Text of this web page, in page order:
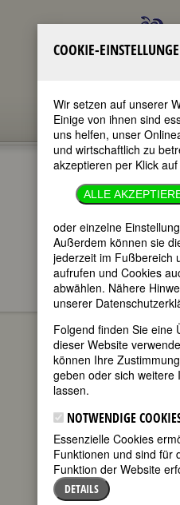
BIOGRAPHIEN
(Sophie Tieck
(gesch.
Bernhardi,
verh.
geboren am
28. Februar
1775 in Berlin
gestorben am
1. Oktober 1833 in
COOKIE-
Wir setzen auf unserer
Einige von ihnen sind
uns helfen, unser
und wirtschaftlich zu
akzeptieren per Klick
ALLE
oder einzelne
Außerdem können sie
jederzeit im Fußbereich
aufrufen und Cookies
abwählen. Nähere
unserer
Folgend finden Sie eine
dieser Website
können Ihre
geben oder sich weitere
lassen.
NOTWENDIGE
Essenzielle Cookies
Funktionen und sind für
Funktion der Website
DETAILS